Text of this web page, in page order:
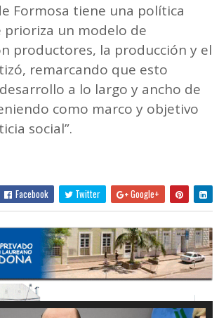
Formosa tiene una política
prioriza un modelo de
productores, la producción y el
remarcando que esto
a lo largo y ancho de
como marco y objetivo
social”.
Facebook Twitter Google+